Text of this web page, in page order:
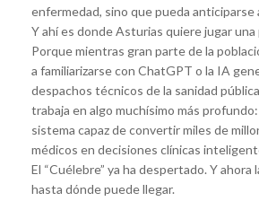
enfermedad, sino que pueda anticiparse
Y ahí es donde Asturias quiere jugar
Porque mientras gran parte de la
a familiarizarse con ChatGPT o la IA
despachos técnicos de la sanidad
trabaja en algo muchísimo más
sistema capaz de convertir miles de
médicos en decisiones clínicas
El “Cuélebre” ya ha despertado. Y ahora
hasta dónde puede llegar.